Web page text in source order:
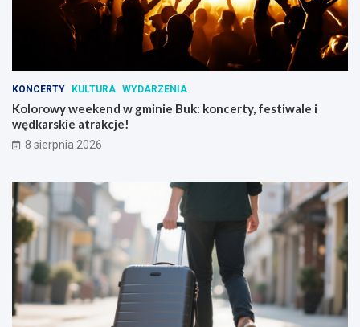
KONCERTY KULTURA WYDARZENIA
Kolorowy weekend w gminie Buk: koncerty, festiwale i
wędkarskie atrakcje!
8 sierpnia 2026